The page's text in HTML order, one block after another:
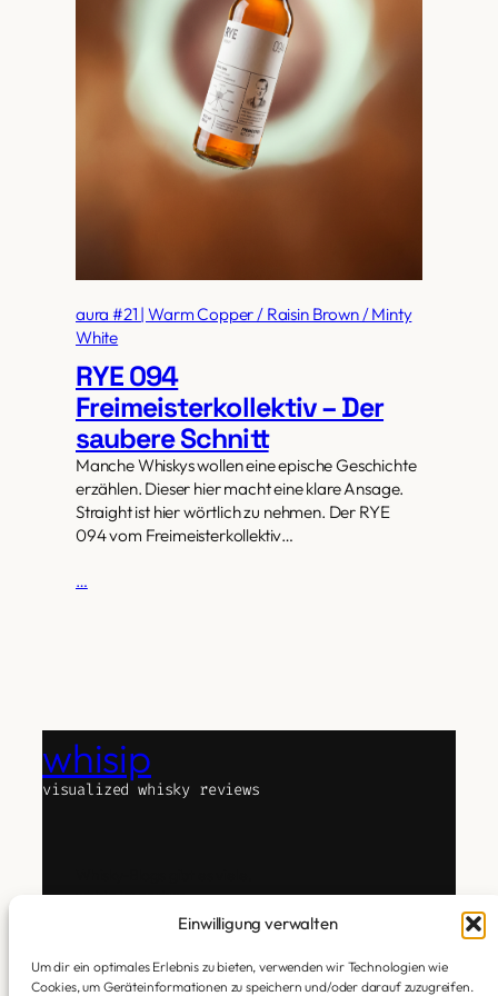
Einwilligung verwalten
Um dir ein optimales Erlebnis zu bieten, verwenden wir Technologien wie
Cookies, um Geräteinformationen zu speichern und/oder darauf zuzugreifen.
aura #21 | Warm Copper / Raisin Brown / Minty
White
RYE 094
Freimeisterkollektiv – Der
saubere Schnitt
Manche Whiskys wollen eine epische Geschichte
erzählen. Dieser hier macht eine klare Ansage.
Straight ist hier wörtlich zu nehmen. Der RYE
094 vom Freimeisterkollektiv…
…
whisip
visualized whisky reviews
whisip ist anders.
Das Experiment Text, Whisky und Technologie zu
Ich verkoste. Subjektiv. Ehrlich. Ohne Attitüde.